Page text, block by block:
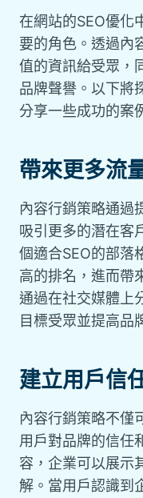
在網站的SEO優化
要的角色。透過內
值的資訊給受眾，
品牌聲譽。以下將
分享一些成功的案
帶來更多流
內容行銷策略通過
吸引更多的潛在客
個適合SEO的部落
高的排名，進而帶
通過在社交媒體上
目標受眾並提高品
建立用戶信
內容行銷策略不僅
用戶對品牌的信任
容，企業可以展示
解。當用戶認識到